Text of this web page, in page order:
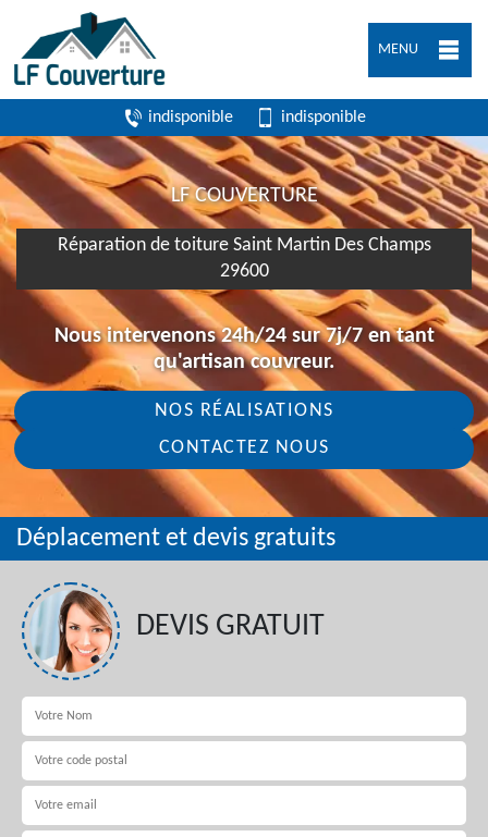
MENU
indisponible indisponible
LF COUVERTURE
Réparation de toiture Saint Martin Des Champs
29600
Nous intervenons 24h/24 sur 7j/7 en tant
qu'artisan couvreur.
NOS RÉALISATIONS
CONTACTEZ NOUS
Déplacement et devis gratuits
DEVIS GRATUIT